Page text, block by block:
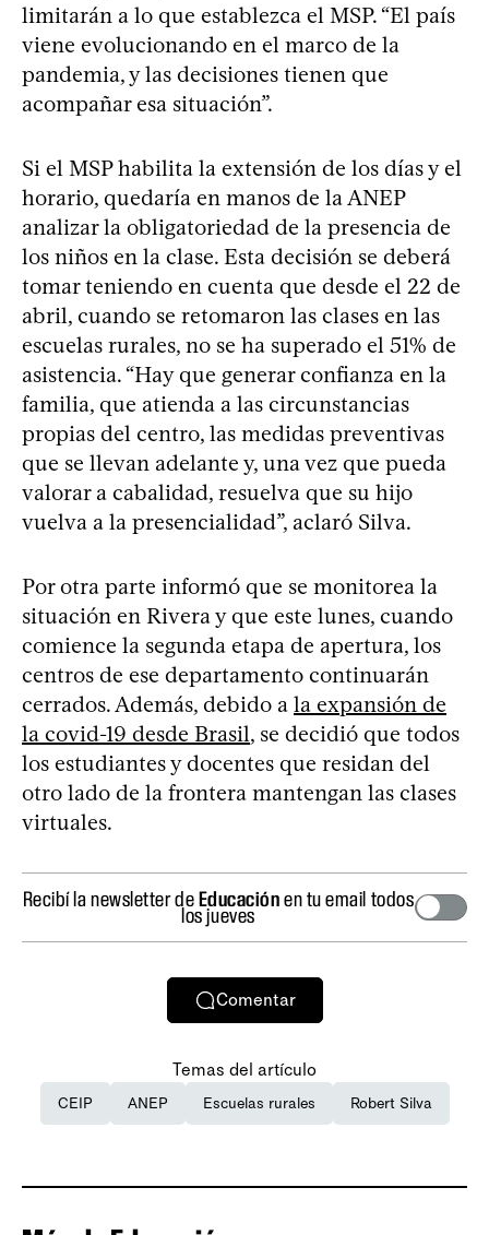
limitarán a lo que establezca el MSP. “El país
viene evolucionando en el marco de la
pandemia, y las decisiones tienen que
acompañar esa situación”.
Si el MSP habilita la extensión de los días y el
horario, quedaría en manos de la ANEP
analizar la obligatoriedad de la presencia de
los niños en la clase. Esta decisión se deberá
tomar teniendo en cuenta que desde el 22 de
abril, cuando se retomaron las clases en las
escuelas rurales, no se ha superado el 51% de
asistencia. “Hay que generar confianza en la
familia, que atienda a las circunstancias
propias del centro, las medidas preventivas
que se llevan adelante y, una vez que pueda
valorar a cabalidad, resuelva que su hijo
vuelva a la presencialidad”, aclaró Silva.
Por otra parte informó que se monitorea la
situación en Rivera y que este lunes, cuando
comience la segunda etapa de apertura, los
centros de ese departamento continuarán
cerrados. Además, debido a la expansión de
la covid-19 desde Brasil, se decidió que todos
los estudiantes y docentes que residan del
otro lado de la frontera mantengan las clases
virtuales.
Recibí la newsletter deEducaciónen tu email todos
los jueves
Comentar
Temas del artículo
CEIP ANEP Escuelas rurales Robert Silva